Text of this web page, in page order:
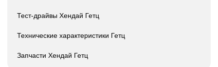
Тест-драйвы Хендай Гетц
Технические характеристики Гетц
Запчасти Хендай Гетц